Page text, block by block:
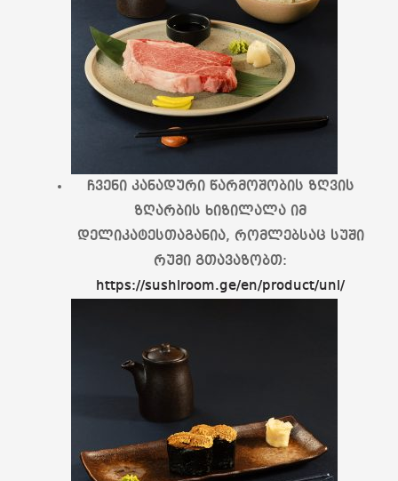
ჩვენი კანადური წარმოშობის ზღვის
ზღარბის ხიზილალა იმ
დელიკატესთაგანია, რომლებსაც სუში
რუმი გთავაზობთ:
https://sushiroom.ge/en/product/uni/